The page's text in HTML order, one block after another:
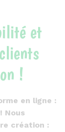
et
!
en ligne :
Nous
création :